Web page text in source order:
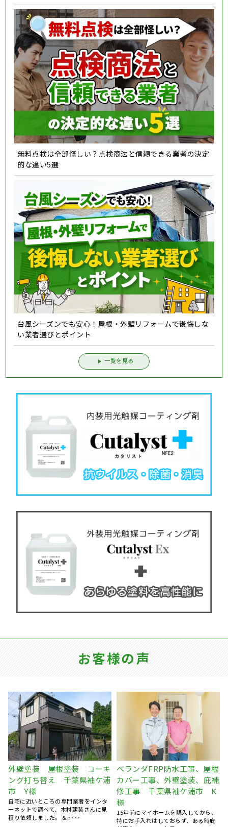
無料点検は全部怪しい？点検商法と信頼できる業者の決定
的な違い5選
台風シーズンでも安心！屋根・外壁リフォームで後悔しな
い業者選びとポイント
一覧を見る
お客様の声
ダFRP防水工事、屋根
工事、外壁塗装、庇補
千葉県袖ケ浦市 K
マイホームを購入してから、
入れはしておらず、ある時庇
屋根塗装 外壁塗装 外壁補
修工事 千葉県袖ケ浦市 G
知人の紹介で木村建装さんに施工をお
願いしました。 丁寧な施工をしていた
だき、要･･･
屋根葺
ら金属
千葉県
ームペー
てもらう･･